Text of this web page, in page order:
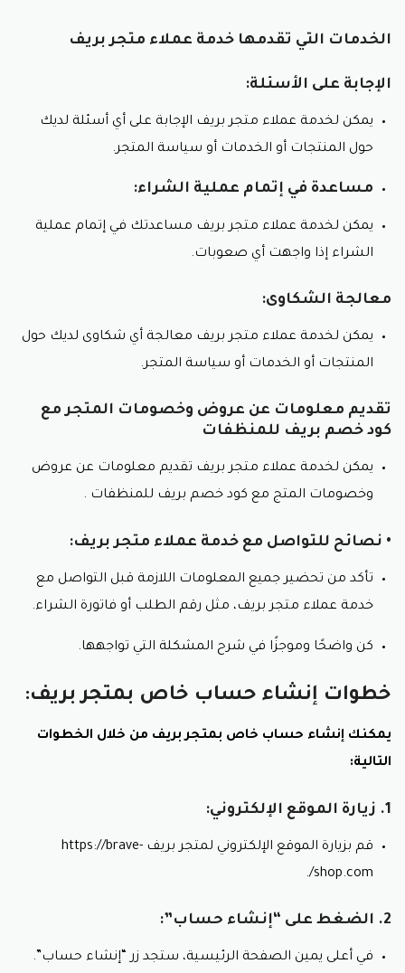
الخدمات التي تقدمها خدمة عملاء متجر بريف
الإجابة على الأسئلة:
يمكن لخدمة عملاء متجر بريف الإجابة على أي أسئلة لديك
حول المنتجات أو الخدمات أو سياسة المتجر.
مساعدة في إتمام عملية الشراء:
يمكن لخدمة عملاء متجر بريف مساعدتك في إتمام عملية
الشراء إذا واجهت أي صعوبات.
معالجة الشكاوى:
يمكن لخدمة عملاء متجر بريف معالجة أي شكاوى لديك حول
المنتجات أو الخدمات أو سياسة المتجر.
تقديم معلومات عن عروض وخصومات المتجر مع
كود خصم بريف للمنظفات
يمكن لخدمة عملاء متجر بريف تقديم معلومات عن عروض
وخصومات المتج مع كود خصم بريف للمنظفات .
• نصائح للتواصل مع خدمة عملاء متجر بريف:
تأكد من تحضير جميع المعلومات اللازمة قبل التواصل مع
خدمة عملاء متجر بريف، مثل رقم الطلب أو فاتورة الشراء.
كن واضحًا وموجزًا في شرح المشكلة التي تواجهها.
خطوات إنشاء حساب خاص بمتجر بريف:
يمكنك إنشاء حساب خاص بمتجر بريف من خلال الخطوات
التالية:
1. زيارة الموقع الإلكتروني:
قم بزيارة الموقع الإلكتروني لمتجر بريف https://brave-
shop.com/.
2. الضغط على “إنشاء حساب”:
في أعلى يمين الصفحة الرئيسية، ستجد زر “إنشاء حساب”.